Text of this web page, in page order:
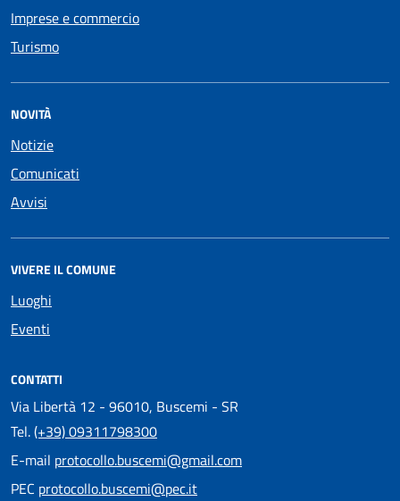
Imprese e commercio
Turismo
NOVITÀ
Notizie
Comunicati
Avvisi
VIVERE IL COMUNE
Luoghi
Eventi
CONTATTI
Via Libertà 12 - 96010, Buscemi - SR
Tel.(+39) 09311798300
E-mail protocollo.buscemi@gmail.com
PEC protocollo.buscemi@pec.it